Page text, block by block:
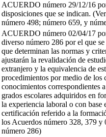
ACUERDO número 29/12/16
disposiciones que se indican.
número 498; número 659, y
ACUERDO número 02/04/17
diverso número 286 por el que
que determinan las normas y
ajustarán la revalidación de
extranjero y la equivalencia de
procedimientos por medio de los
conocimientos correspondientes
grados escolares adquiridos en
la experiencia laboral o con base
certificación referido a la
los Acuerdos número 328, 379
número 286)